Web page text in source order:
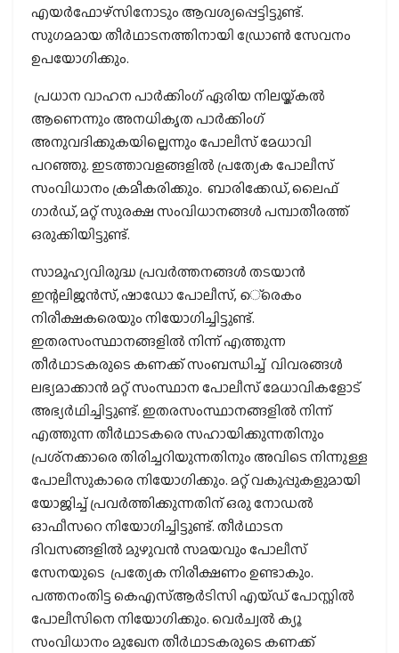
എയര്‍ഫോഴ്‌സിനോടും ആവശ്യപ്പെട്ടിട്ടുണ്ട്.
സുഗമമായ തീര്‍ഥാടനത്തിനായി ഡ്രോണ്‍ സേവനം
ഉപയോഗിക്കും.
പ്രധാന വാഹന പാര്‍ക്കിംഗ് ഏരിയ നിലയ്ക്കല്‍
ആണെന്നും അനധികൃത പാര്‍ക്കിംഗ്
അനുവദിക്കുകയില്ലെന്നും പോലീസ് മേധാവി
പറഞ്ഞു. ഇടത്താവളങ്ങളില്‍ പ്രത്യേക പോലീസ്
സംവിധാനം ക്രമീകരിക്കും. ബാരിക്കേഡ്, ലൈഫ്
ഗാര്‍ഡ്, മറ്റ് സുരക്ഷ സംവിധാനങ്ങള്‍ പമ്പാതീരത്ത്
ഒരുക്കിയിട്ടുണ്ട്.
സാമൂഹ്യവിരുദ്ധ പ്രവര്‍ത്തനങ്ങള്‍ തടയാന്‍
ഇന്റലിജന്‍സ്, ഷാഡോ പോലീസ്, െ്രെകം
നിരീക്ഷകരെയും നിയോഗിച്ചിട്ടുണ്ട്.
ഇതരസംസ്ഥാനങ്ങളില്‍ നിന്ന് എത്തുന്ന
തീര്‍ഥാടകരുടെ കണക്ക് സംബന്ധിച്ച് വിവരങ്ങള്‍
ലഭ്യമാക്കാന്‍ മറ്റ് സംസ്ഥാന പോലീസ് മേധാവികളോട്
അഭ്യര്‍ഥിച്ചിട്ടുണ്ട്. ഇതരസംസ്ഥാനങ്ങളില്‍ നിന്ന്
എത്തുന്ന തീര്‍ഥാടകരെ സഹായിക്കുന്നതിനും
പ്രശ്‌നക്കാരെ തിരിച്ചറിയുന്നതിനും അവിടെ നിന്നുള്ള
പോലീസുകാരെ നിയോഗിക്കും. മറ്റ് വകുപ്പുകളുമായി
യോജിച്ച് പ്രവര്‍ത്തിക്കുന്നതിന് ഒരു നോഡല്‍
ഓഫീസറെ നിയോഗിച്ചിട്ടുണ്ട്. തീര്‍ഥാടന
ദിവസങ്ങളില്‍ മുഴുവന്‍ സമയവും പോലീസ്
സേനയുടെ പ്രത്യേക നിരീക്ഷണം ഉണ്ടാകും.
പത്തനംതിട്ട കെഎസ്ആര്‍ടിസി എയ്ഡ് പോസ്റ്റില്‍
പോലീസിനെ നിയോഗിക്കും. വെര്‍ച്വല്‍ ക്യൂ
സംവിധാനം മുഖേന തീര്‍ഥാടകരുടെ കണക്ക്